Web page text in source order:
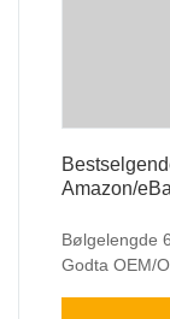
Amazon/
Bølgelengde
Godta OEM/